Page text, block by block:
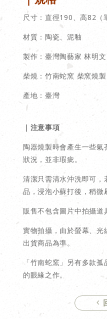
尺寸：直徑190、高82
材質：陶瓷、泥釉
製作：臺灣陶藝家 林明文
柴燒：竹南蛇窯 柴窯燒製
產地：臺灣
｜注意事項
陶器燒製時會產生一些氣
狀況，並非瑕疵。
清潔只需清水沖洗即可，
品，浸泡小蘇打後，稍微
販售不包含圖片中拍攝道
實物拍攝，由於螢幕、光
出貨商品為準。
「竹南蛇窯」另有多款
的眼緣之作。